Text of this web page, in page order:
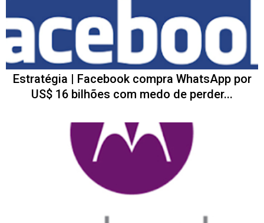
Estratégia | Facebook compra WhatsApp por
US$ 16 bilhões com medo de perder...